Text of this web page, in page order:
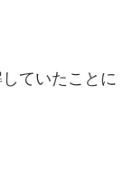
ていたことに